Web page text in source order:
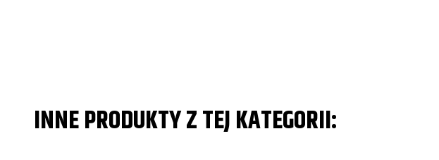
INNE PRODUKTY Z TEJ KATEGORII: